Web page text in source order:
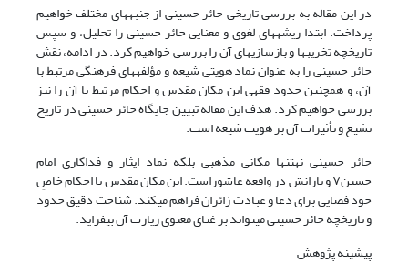
در این مقاله به بررسی تاریخی حائر حسینی از جنبههای مختلف خواهیم
پرداخت. ابتدا ریشههای لغوی و معنایی حائر حسینی را تحلیل، و سپس
تاریخچه تخریبها و بازسازیهای آن را بررسی خواهیم کرد. در ادامه، نقش
حائر حسینی را به عنوان نماد هویتی شیعه و مؤلفههای فرهنگی مرتبط با
آن، و همچنین حدود فقهی این مکان مقدس و احکام مرتبط با آن را نیز
بررسی خواهیم کرد. هدف این مقاله تبیین جایگاه حائر حسینی در تاریخ
تشیع و تأثیرات آن بر هویت شیعه است.
حائر حسینی نهتنها مکانی مذهبی بلکه نماد ایثار و فداکاری امام
حسین۷و یارانش در واقعه عاشوراست. این مکان مقدس با احکام خاصِ
خود فضایی برای دعا و عبادت زائران فراهم میکند. شناخت دقیق حدود
و تاریخچه حائر حسینی میتواند بر غنای معنوی زیارت آن بیفزاید.
پیشینه پژوهش